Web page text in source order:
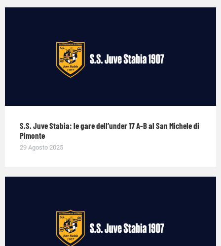
S.S. Juve Stabia: le gare dell’under 17 A-B al San Michele di
Pimonte
29 Agosto 2025